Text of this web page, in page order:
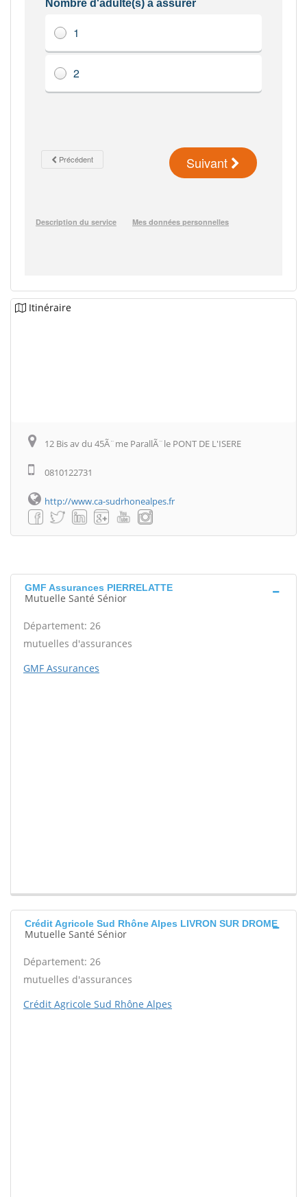
Itinéraire
12 Bis av du 45Ã¨me ParallÃ¨le PONT DE L'ISERE
0810122731
http://www.ca-sudrhonealpes.fr
GMF Assurances PIERRELATTE
Mutuelle Santé Sénior
Département: 26
mutuelles d'assurances
GMF Assurances
Crédit Agricole Sud Rhône Alpes LIVRON SUR DROME
Mutuelle Santé Sénior
Département: 26
mutuelles d'assurances
Crédit Agricole Sud Rhône Alpes